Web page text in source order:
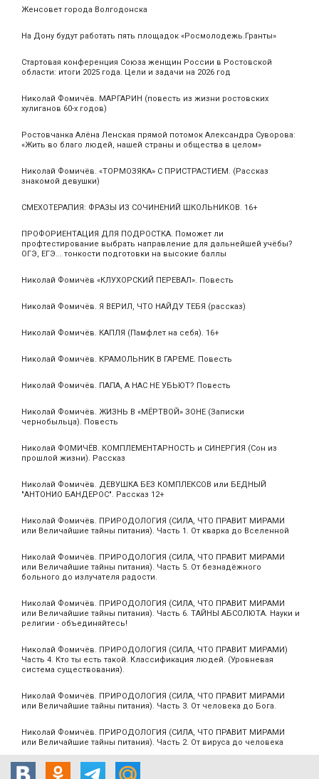
Женсовет города Волгодонска
На Дону будут работать пять площадок «Росмолодежь.Гранты»
Стартовая конференция Союза женщин России в Ростовской
области: итоги 2025 года. Цели и задачи на 2026 год
Николай Фомичёв. МАРГАРИН (повесть из жизни ростовских
хулиганов 60-х годов)
Ростовчанка Алёна Ленская прямой потомок Александра Суворова:
«Жить во благо людей, нашей страны и общества в целом»
Николай Фомичёв. «ТОРМОЗЯКА» С ПРИСТРАСТИЕМ. (Рассказ
знакомой девушки)
СМЕХОТЕРАПИЯ: ФРАЗЫ ИЗ СОЧИНЕНИЙ ШКОЛЬНИКОВ. 16+
ПРОФОРИЕНТАЦИЯ ДЛЯ ПОДРОСТКА. Поможет ли
профтестирование выбрать направление для дальнейшей учёбы?
ОГЭ, ЕГЭ... тонкости подготовки на высокие баллы
Николай Фомичёв «КЛУХОРСКИЙ ПЕРЕВАЛ». Повесть
Николай Фомичёв. Я ВЕРИЛ, ЧТО НАЙДУ ТЕБЯ (рассказ)
Николай Фомичёв. КАПЛЯ (Памфлет на себя). 16+
Николай Фомичёв. КРАМОЛЬНИК В ГАРЕМЕ. Повесть
Николай Фомичёв. ПАПА, А НАС НЕ УБЬЮТ? Повесть
Николай Фомичёв. ЖИЗНЬ В «МЁРТВОЙ» ЗОНЕ (Записки
чернобыльца). Повесть
Николай ФОМИЧЁВ. КОМПЛЕМЕНТАРНОСТЬ и СИНЕРГИЯ (Сон из
прошлой жизни). Рассказ
Николай Фомичёв. ДЕВУШКА БЕЗ КОМПЛЕКСОВ или БЕДНЫЙ
"АНТОНИО БАНДЕРОС". Рассказ 12+
Николай Фомичёв. ПРИРОДОЛОГИЯ (СИЛА, ЧТО ПРАВИТ МИРАМИ
или Величайшие тайны питания). Часть 1. От кварка до Вселенной
Николай Фомичёв. ПРИРОДОЛОГИЯ (СИЛА, ЧТО ПРАВИТ МИРАМИ
или Величайшие тайны питания). Часть 5. От безнадёжного
больного до излучателя радости.
Николай Фомичёв. ПРИРОДОЛОГИЯ (СИЛА, ЧТО ПРАВИТ МИРАМИ
или Величайшие тайны питания). Часть 6. ТАЙНЫ АБСОЛЮТА. Науки и
религии - объединяйтесь!
Николай Фомичёв. ПРИРОДОЛОГИЯ (СИЛА, ЧТО ПРАВИТ МИРАМИ)
Часть 4. Кто ты есть такой. Классификация людей. (Уровневая
система существования).
Николай Фомичёв. ПРИРОДОЛОГИЯ (СИЛА, ЧТО ПРАВИТ МИРАМИ
или Величайшие тайны питания). Часть 3. От человека до Бога.
Николай Фомичёв. ПРИРОДОЛОГИЯ (СИЛА, ЧТО ПРАВИТ МИРАМИ
или Величайшие тайны питания). Часть 2. От вируса до человека